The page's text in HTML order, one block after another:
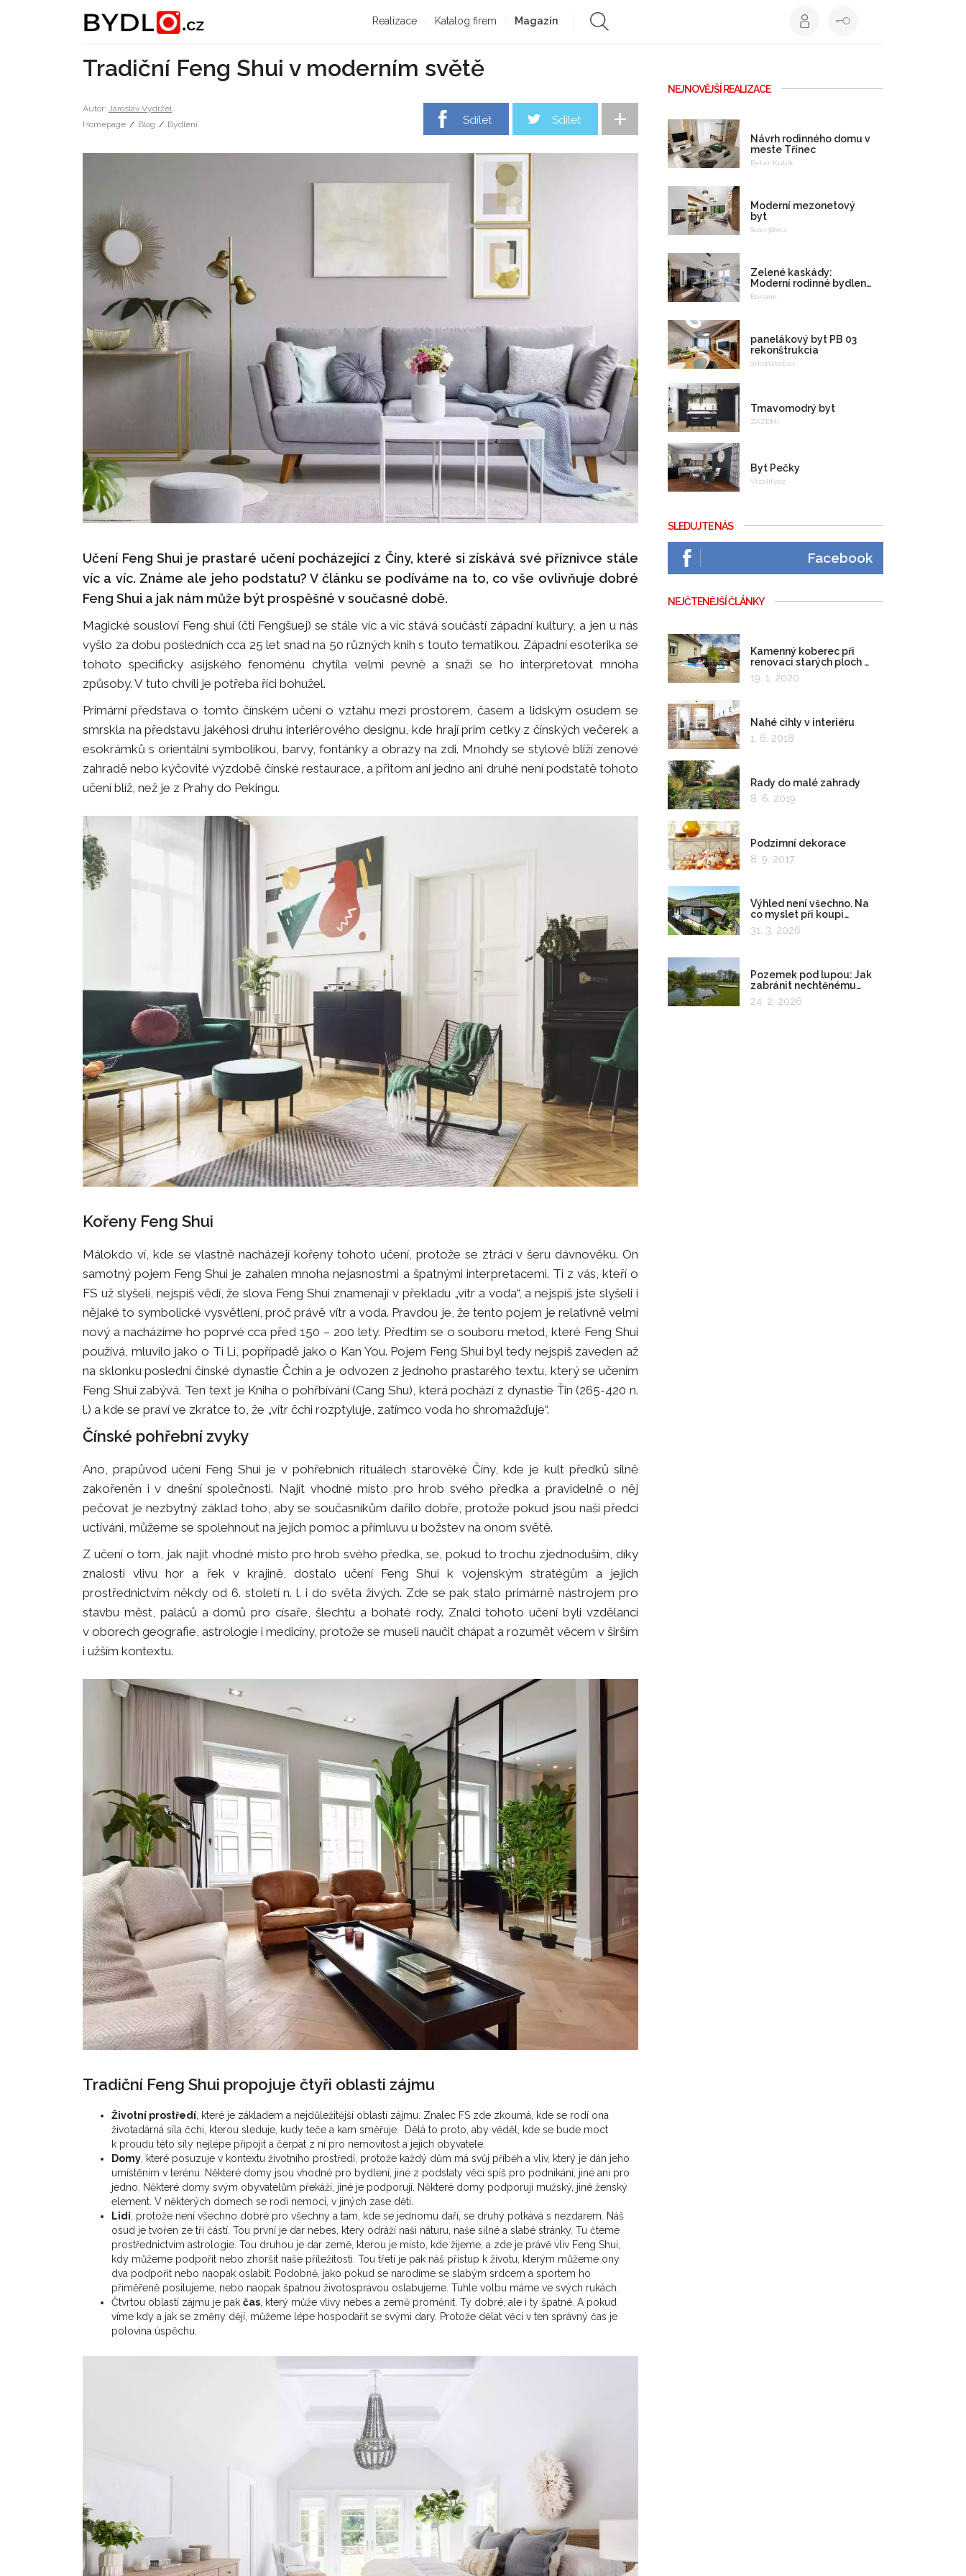
Realizace Katalog firem Magazín
Tradiční Feng Shui v moderním světě
Autor: Jaroslav Vydržel
Homepage / Blog / Bydlení Sdílet Sdílet +
Učení Feng Shui je prastaré učení pocházející z Číny, které si získává své příznivce stále
víc a víc. Známe ale jeho podstatu? V článku se podíváme na to, co vše ovlivňuje dobré
Feng Shui a jak nám může být prospěšné v současné době.
Magické sousloví Feng shui (čti Fengšuej) se stále víc a víc stává součástí západní kultury, a jen u nás
vyšlo za dobu posledních cca 25 let snad na 50 různých knih s touto tematikou. Západní esoterika se
tohoto specificky asijského fenoménu chytila velmi pevně a snaží se ho interpretovat mnoha
způsoby. V tuto chvíli je potřeba říci bohužel.
Primární představa o tomto čínském učení o vztahu mezi prostorem, časem a lidským osudem se
smrskla na představu jakéhosi druhu interiérového designu, kde hrají prim cetky z čínských večerek a
esokrámků s orientální symbolikou, barvy, fontánky a obrazy na zdi. Mnohdy se stylově blíží zenové
zahradě nebo kýčovité výzdobě čínské restaurace, a přitom ani jedno ani druhé není podstatě tohoto
učení blíž, než je z Prahy do Pekingu.
Kořeny Feng Shui
Málokdo ví, kde se vlastně nacházejí kořeny tohoto učení, protože se ztrácí v šeru dávnověku. On
samotný pojem Feng Shui je zahalen mnoha nejasnostmi a špatnými interpretacemi. Ti z vás, kteří o
FS už slyšeli, nejspíš vědí, že slova Feng Shui znamenají v překladu „vítr a voda“, a nejspíš jste slyšeli i
nějaké to symbolické vysvětlení, proč právě vítr a voda. Pravdou je, že tento pojem je relativně velmi
nový a nacházíme ho poprvé cca před 150 – 200 lety. Předtím se o souboru metod, které Feng Shui
používá, mluvilo jako o Ti Li, popřípadě jako o Kan You. Pojem Feng Shui byl tedy nejspíš zaveden až
na sklonku poslední čínské dynastie Čchin a je odvozen z jednoho prastarého textu, který se učením
Feng Shui zabývá. Ten text je Kniha o pohřbívání (Cang Shu), která pochází z dynastie Ťin (265-420 n.
l.) a kde se praví ve zkratce to, že „vítr čchi rozptyluje, zatímco voda ho shromažďuje“.
Čínské pohřební zvyky
Ano, prapůvod učení Feng Shui je v pohřebních rituálech starověké Číny, kde je kult předků silně
zakořeněn i v dnešní společnosti. Najít vhodné místo pro hrob svého předka a pravidelně o něj
pečovat je nezbytný základ toho, aby se současníkům dařilo dobře, protože pokud jsou naši předci
uctíváni, můžeme se spolehnout na jejich pomoc a přímluvu u božstev na onom světě.
Z učení o tom, jak najít vhodné místo pro hrob svého předka, se, pokud to trochu zjednoduším, díky
znalosti vlivu hor a řek v krajině, dostalo učení Feng Shui k vojenským stratégům a jejich
prostřednictvím někdy od 6. století n. l. i do světa živých. Zde se pak stalo primárně nástrojem pro
stavbu měst, paláců a domů pro císaře, šlechtu a bohaté rody. Znalci tohoto učení byli vzdělanci
v oborech geografie, astrologie i medicíny, protože se museli naučit chápat a rozumět věcem v širším
i užším kontextu.
Tradiční Feng Shui propojuje čtyři oblasti zájmu
Životní prostředí , které je základem a nejdůležitější oblastí zájmu. Znalec FS zde zkoumá, kde se rodí ona
životadárná síla čchi, kterou sleduje, kudy teče a kam směřuje. Dělá to proto, aby věděl, kde se bude moct
k proudu této síly nejlépe připojit a čerpat z ní pro nemovitost a jejich obyvatele.
Domy , které posuzuje v kontextu životního prostředí, protože každý dům má svůj příběh a vliv, který je dán jeho
umístěním v terénu. Některé domy jsou vhodné pro bydlení, jiné z podstaty věci spíš pro podnikání, jiné ani pro
jedno. Některé domy svým obyvatelům překáží, jiné je podporují. Některé domy podporují mužský, jiné ženský
element. V některých domech se rodí nemoci, v jiných zase děti.
Lidi , protože není všechno dobré pro všechny a tam, kde se jednomu daří, se druhý potkává s nezdarem. Náš
osud je tvořen ze tří částí. Tou první je dar nebes, který odráží naši náturu, naše silné a slabé stránky. Tu čteme
prostřednictvím astrologie. Tou druhou je dar země, kterou je místo, kde žijeme, a zde je právě vliv Feng Shui,
kdy můžeme podpořit nebo zhoršit naše příležitosti. Tou třetí je pak náš přístup k životu, kterým můžeme ony
dva podpořit nebo naopak oslabit. Podobně, jako pokud se narodíme se slabým srdcem a sportem ho
přiměřeně posilujeme, nebo naopak špatnou životosprávou oslabujeme. Tuhle volbu máme ve svých rukách.
Čtvrtou oblastí zájmu je pak čas , který může vlivy nebes a země proměnit. Ty dobré, ale i ty špatné. A pokud
víme kdy a jak se změny dějí, můžeme lépe hospodařit se svými dary. Protože dělat věci v ten správný čas je
polovina úspěchu.
NEJNOVĚJŠÍ REALIZACE
Návrh rodinného domu v
meste Třinec
Peter Kubík
Moderní mezonetový
byt
Scan360.cz
Zelené kaskády:
Moderní rodinné bydlení
na celý život
Bonami
panelákový byt PB 03
rekonštrukcia
arkonatelier
Tmavomodrý byt
ZAZDMI
Byt Pečky
Vizality.cz
SLEDUJTE NÁS
Facebook
NEJČTENĚJŠÍ ČLÁNKY
Kamenný koberec při
renovaci starých ploch a
kolem bazénu
19. 1. 2020
Nahé cihly v interiéru
1. 6. 2018
Rady do malé zahrady
8. 6. 2019
Podzimní dekorace
8. 9. 2017
Výhled není všechno. Na
co myslet při koupi
pozemku?
31. 3. 2026
Pozemek pod lupou: Jak
zabránit nechtěnému
zadržování vody
24. 2. 2026